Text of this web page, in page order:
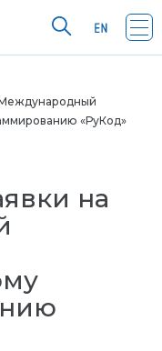
«РуКод»
на